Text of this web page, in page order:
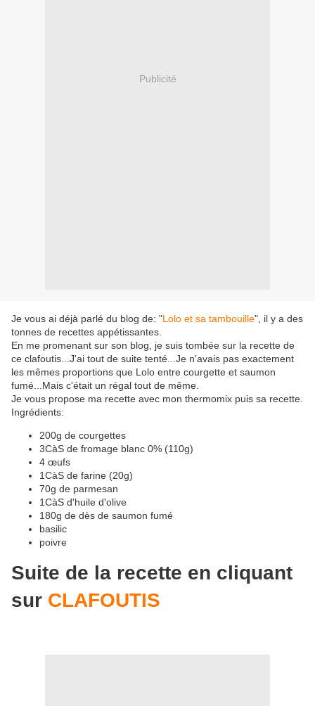
Publicité
Je vous ai déjà parlé du blog de: "Lolo et sa tambouille", il y a des
tonnes de recettes appétissantes.
En me promenant sur son blog, je suis tombée sur la recette de
ce clafoutis...J'ai tout de suite tenté...Je n'avais pas exactement
les mêmes proportions que Lolo entre courgette et saumon
fumé...Mais c'était un régal tout de même.
Je vous propose ma recette avec mon thermomix puis sa recette.
Ingrédients:
200g de courgettes
3CàS de fromage blanc 0% (110g)
4 œufs
1CàS de farine (20g)
70g de parmesan
1CàS d'huile d'olive
180g de dès de saumon fumé
basilic
poivre
Suite de la recette en cliquant
sur CLAFOUTIS